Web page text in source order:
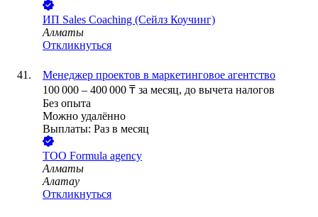
ИП Sales Coaching (Сейлз Коучинг)
Алматы
Откликнуться
Менеджер проектов в маркетинговое агентство
100 000 – 400 000 ₸ за месяц, до вычета налогов
Без опыта
Можно удалённо
Выплаты: Раз в месяц
ТОО Formula agency
Алматы
Алатау
Откликнуться